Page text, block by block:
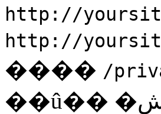
http://
http://
���� /